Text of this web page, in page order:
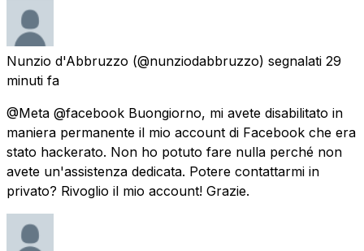
Nunzio d'Abbruzzo (@nunziodabbruzzo) segnalati 29
minuti fa
@Meta @facebook Buongiorno, mi avete disabilitato in
maniera permanente il mio account di Facebook che era
stato hackerato. Non ho potuto fare nulla perché non
avete un'assistenza dedicata. Potere contattarmi in
privato? Rivoglio il mio account! Grazie.